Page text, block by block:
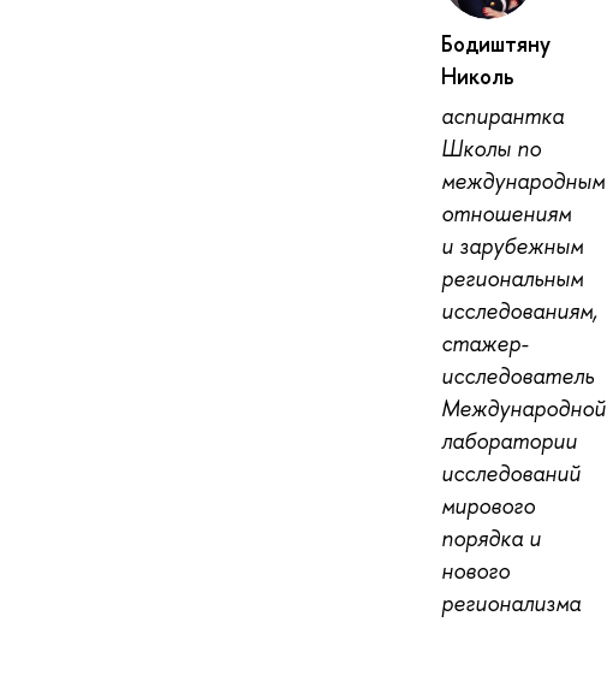
Бодиштяну
Николь
аспирантка
Школы по
международным
отношениям
и зарубежным
региональным
исследованиям,
стажер-
исследователь
Международной
лаборатории
исследований
мирового
порядка и
нового
регионализма